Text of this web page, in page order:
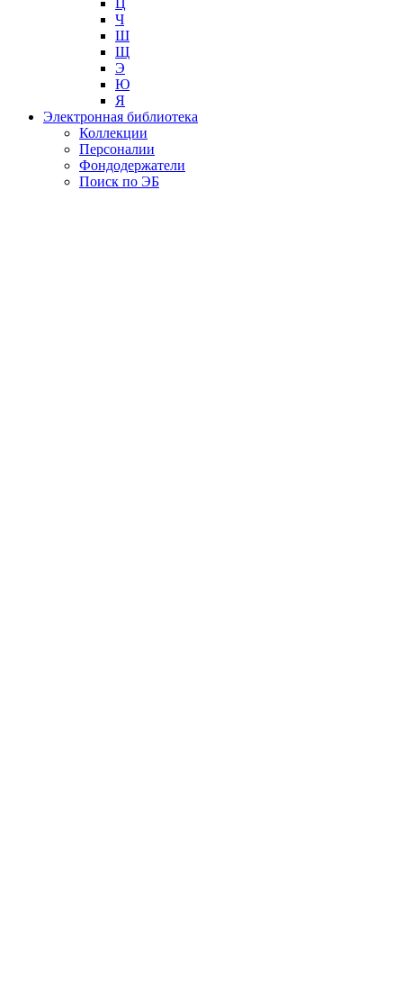
Ч
Ш
Щ
Э
Ю
Я
Электронная библиотека
Коллекции
Персоналии
Фондодержатели
Поиск по ЭБ